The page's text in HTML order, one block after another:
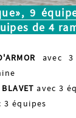
9
de 4
avec
avec 3
3 équipes